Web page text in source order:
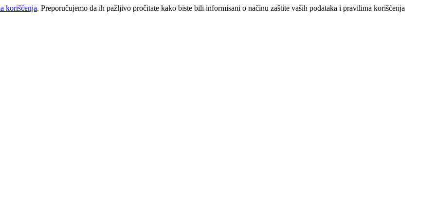
korišćenja. Preporučujemo da ih pažljivo pročitate kako biste bili informisani o načinu zaštite vaših podataka i pravilima korišćenja